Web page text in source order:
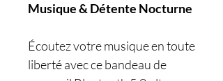
Musique & Détente Nocturne
Écoutez votre musique en toute
liberté avec ce bandeau de